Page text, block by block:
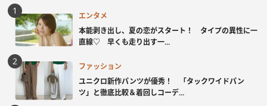
エンタメ
本能剥き出し、夏の恋がスタート！ タイプの異性に一
直線♡ 早くも走り出す一...
ファッション
ユニクロ新作パンツが優秀！ 「タックワイドパン
ツ」と徹底比較＆着回しコーデ...